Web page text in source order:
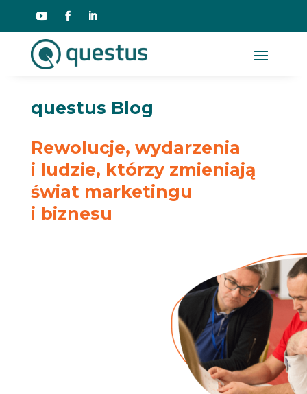
questus Blog
Rewolucje, wydarzenia
i ludzie, którzy zmieniają
świat marketingu
i biznesu